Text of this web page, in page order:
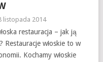
listopada 2014
restauracja – jak ją
Restauracje włoskie to w
Kochamy włoskie